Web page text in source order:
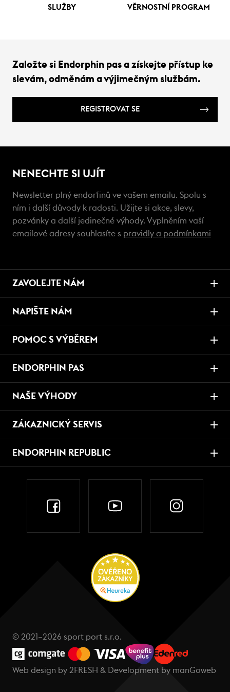
SLUŽBY VĚRNOSTNÍ PROGRAM
Založte si Endorphin pas a získejte přístup ke
slevám, odměnám a výjimečným službám.
REGISTROVAT SE
NENECHTE SI UJÍT
Newsletter plný endorfinů ve vašem emailu. Spolu s
ním i další důvody k radosti. Užijte si akce, slevy,
pozvánky a další jedinečné výhody. Vyplněním vaší
emailové adresy souhlasíte s pravidly a podmínkami
ZAVOLEJTE NÁM
NAPIŠTE NÁM
POMOC S VÝBĚREM
ENDORPHIN PAS
NAŠE VÝHODY
ZÁKAZNICKÝ SERVIS
ENDORPHIN REPUBLIC
© 2021–2026 sport port s.r.o.
Web design by 2FRESH & Development by manGoweb